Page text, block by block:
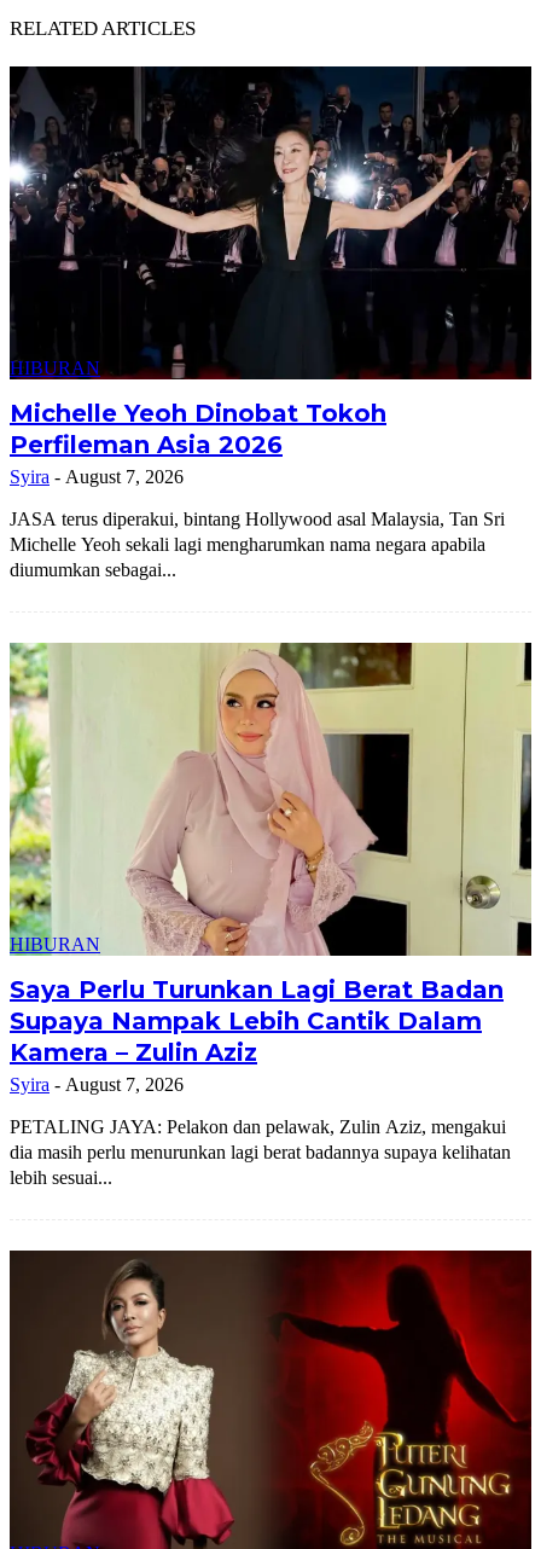
RELATED ARTICLES
HIBURAN
Michelle Yeoh Dinobat Tokoh
Perfileman Asia 2026
Syira - August 7, 2026
JASA terus diperakui, bintang Hollywood asal Malaysia, Tan Sri
Michelle Yeoh sekali lagi mengharumkan nama negara apabila
diumumkan sebagai...
HIBURAN
Saya Perlu Turunkan Lagi Berat Badan
Supaya Nampak Lebih Cantik Dalam
Kamera – Zulin Aziz
Syira - August 7, 2026
PETALING JAYA: Pelakon dan pelawak, Zulin Aziz, mengakui
dia masih perlu menurunkan lagi berat badannya supaya kelihatan
lebih sesuai...